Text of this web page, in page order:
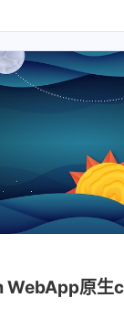
WebApp原生